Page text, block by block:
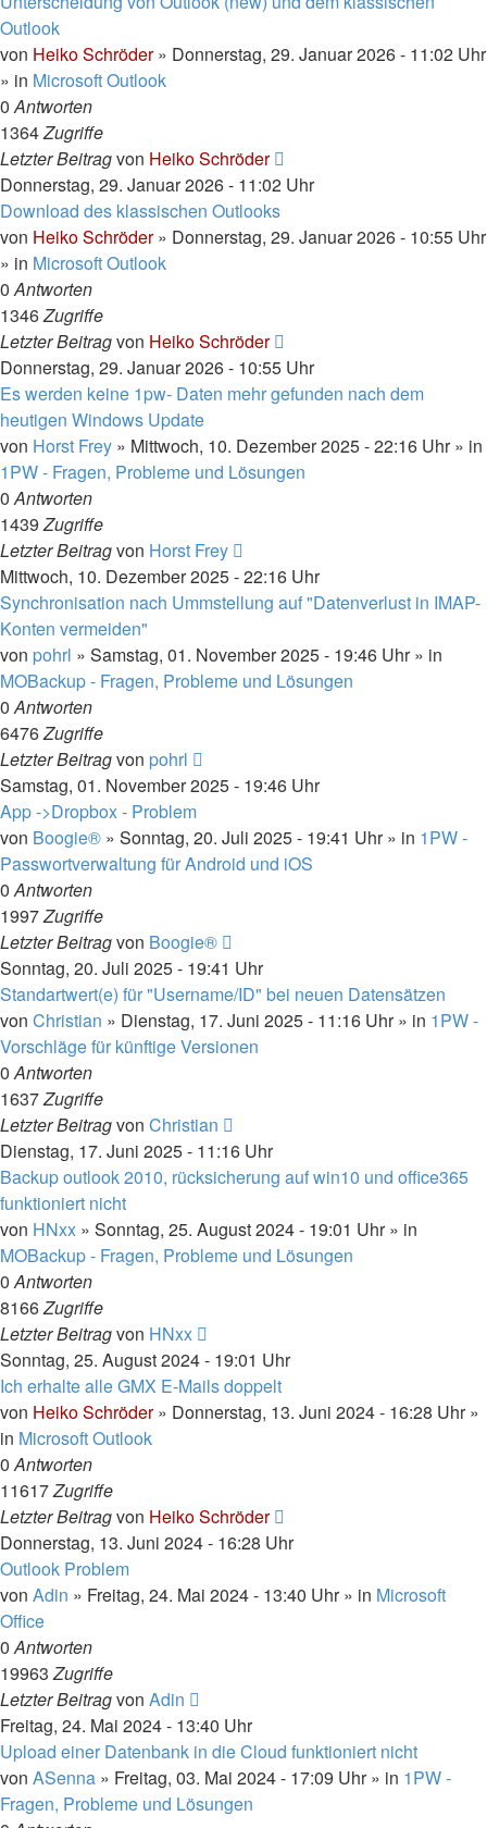
Outlook
von Heiko Schröder» Donnerstag, 29. Januar 2026 - 11:02 Uhr
» in Microsoft Outlook
0Antworten
1364Zugriffe
Letzter Beitragvon Heiko Schröder
Donnerstag, 29. Januar 2026 - 11:02 Uhr
Download des klassischen Outlooks
von Heiko Schröder» Donnerstag, 29. Januar 2026 - 10:55 Uhr
» in Microsoft Outlook
0Antworten
1346Zugriffe
Letzter Beitragvon Heiko Schröder
Donnerstag, 29. Januar 2026 - 10:55 Uhr
Es werden keine 1pw- Daten mehr gefunden nach dem
heutigen Windows Update
von Horst Frey » Mittwoch, 10. Dezember 2025 - 22:16 Uhr» in
1PW - Fragen, Probleme und Lösungen
0Antworten
1439Zugriffe
Letzter Beitragvon Horst Frey
Mittwoch, 10. Dezember 2025 - 22:16 Uhr
Synchronisation nach Ummstellung auf "Datenverlust in IMAP-
Konten vermeiden"
von pohrl » Samstag, 01. November 2025 - 19:46 Uhr» in
MOBackup - Fragen, Probleme und Lösungen
0Antworten
6476Zugriffe
Letzter Beitragvon pohrl
Samstag, 01. November 2025 - 19:46 Uhr
App ->Dropbox - Problem
von Boogie® » Sonntag, 20. Juli 2025 - 19:41 Uhr» in 1PW -
Passwortverwaltung für Android und iOS
0Antworten
1997Zugriffe
Letzter Beitragvon Boogie®
Sonntag, 20. Juli 2025 - 19:41 Uhr
Standartwert(e) für "Username/ID" bei neuen Datensätzen
von Christian » Dienstag, 17. Juni 2025 - 11:16 Uhr» in 1PW -
Vorschläge für künftige Versionen
0Antworten
1637Zugriffe
Letzter Beitragvon Christian
Dienstag, 17. Juni 2025 - 11:16 Uhr
Backup outlook 2010, rücksicherung auf win10 und office365
funktioniert nicht
von HNxx » Sonntag, 25. August 2024 - 19:01 Uhr» in
MOBackup - Fragen, Probleme und Lösungen
0Antworten
8166Zugriffe
Letzter Beitragvon HNxx
Sonntag, 25. August 2024 - 19:01 Uhr
Ich erhalte alle GMX E-Mails doppelt
von Heiko Schröder» Donnerstag, 13. Juni 2024 - 16:28 Uhr»
in Microsoft Outlook
0Antworten
11617Zugriffe
Letzter Beitragvon Heiko Schröder
Donnerstag, 13. Juni 2024 - 16:28 Uhr
Outlook Problem
von Adin » Freitag, 24. Mai 2024 - 13:40 Uhr» in Microsoft
Office
0Antworten
19963Zugriffe
Letzter Beitragvon Adin
Freitag, 24. Mai 2024 - 13:40 Uhr
Upload einer Datenbank in die Cloud funktioniert nicht
von ASenna » Freitag, 03. Mai 2024 - 17:09 Uhr» in 1PW -
Fragen, Probleme und Lösungen